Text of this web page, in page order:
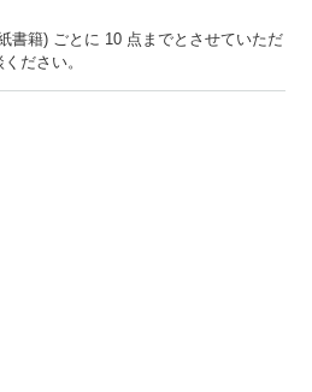
書籍) ごとに 10 点までとさせていただ
ださい。